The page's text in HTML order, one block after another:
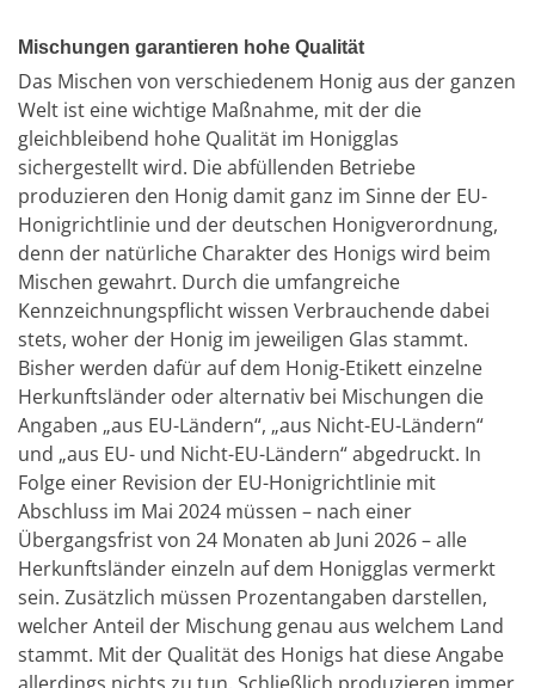
Mischungen garantieren hohe Qualität
Das Mischen von verschiedenem Honig aus der ganzen
Welt ist eine wichtige Maßnahme, mit der die
gleichbleibend hohe Qualität im Honigglas
sichergestellt wird. Die abfüllenden Betriebe
produzieren den Honig damit ganz im Sinne der EU-
Honigrichtlinie und der deutschen Honigverordnung,
denn der natürliche Charakter des Honigs wird beim
Mischen gewahrt. Durch die umfangreiche
Kennzeichnungspflicht wissen Verbrauchende dabei
stets, woher der Honig im jeweiligen Glas stammt.
Bisher werden dafür auf dem Honig-Etikett einzelne
Herkunftsländer oder alternativ bei Mischungen die
Angaben „aus EU-Ländern“, „aus Nicht-EU-Ländern“
und „aus EU- und Nicht-EU-Ländern“ abgedruckt. In
Folge einer Revision der EU-Honigrichtlinie mit
Abschluss im Mai 2024 müssen – nach einer
Übergangsfrist von 24 Monaten ab Juni 2026 – alle
Herkunftsländer einzeln auf dem Honigglas vermerkt
sein. Zusätzlich müssen Prozentangaben darstellen,
welcher Anteil der Mischung genau aus welchem Land
stammt. Mit der Qualität des Honigs hat diese Angabe